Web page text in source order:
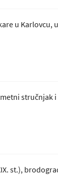
u Karlovcu,
stručnjak i
st.),